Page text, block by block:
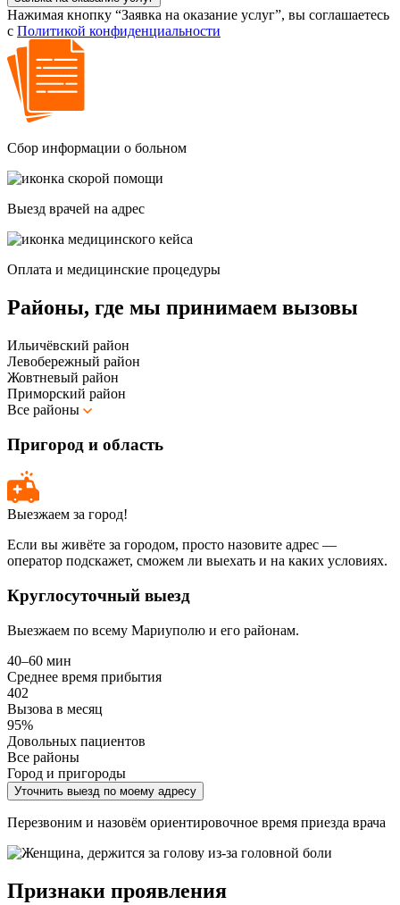
Нажимая кнопку “Заявка на оказание услуг”, вы соглашаетесь
с Политикой конфиденциальности
Сбор информации о больном
Выезд врачей на адрес
Оплата и медицинские процедуры
Районы, где мы принимаем вызовы
Ильичёвский район
Левобережный район
Жовтневый район
Приморский район
Все районы
Пригород и область
Выезжаем за город!
Если вы живёте за городом, просто назовите адрес —
оператор подскажет, сможем ли выехать и на каких условиях.
Круглосуточный выезд
Выезжаем по всему Мариуполю и его районам.
40–60 мин
Среднее время прибытия
402
Вызова в месяц
95%
Довольных пациентов
Все районы
Город и пригороды
Уточнить выезд по моему адресу
Перезвоним и назовём ориентировочное время приезда врача
Признаки проявления